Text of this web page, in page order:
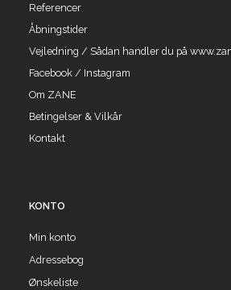
Referencer
Åbningstider
Vejledning / Sådan handler du på
Facebook / Instagram
Om ZANE
Betingelser & Vilkår
Kontakt
KONTO
Min konto
Adressebog
Ønskeliste